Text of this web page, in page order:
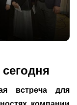
встреча для